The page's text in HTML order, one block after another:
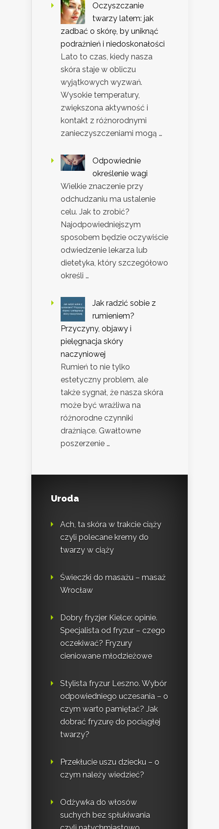
Oczyszczanie
twarzy latem: jak
zadbać o skórę, by uniknąć
podrażnień i niedoskonałości
Lato to czas, kiedy nasza
skóra staje w obliczu
wyjątkowych wyzwań.
Wysokie temperatury,
zwiększona aktywność i
kontakt z różnorodnymi
zanieczyszczeniami mogą …
Odpowiednie
określenie wagi
Wielkie znaczenie przy
odchudzaniu ma ustalenie
celu. Jak to zrobić?
Najodpowiedniejszym
sposobem będzie oczywiście
odwiedzenie lekarza lub
dietetyka, który szczegółowo
określi …
Jak radzić sobie z
rumieniem?
Przyczyny, objawy i
pielęgnacja skóry
naczyniowej
Rumień to nie tylko
estetyczny problem, ale
także sygnał, że nasza skóra
może być wrażliwa na
różnorodne czynniki
drażniące. Gwałtowne
poszerzenie …
Uroda
Ach, ta skóra w trakcie ciąży
czyli polecane kremy do
twarzy w ciąży
Świeczki do masażu – masaż
Wrocław
Dobry fryzjer Kielce: opinie.
Specjalista od fryzur – czego
oczekiwać? Fryzury
cieniowane młodzieżowe
Stylista fryzur Leszno. Wybór
odpowiedniego uczesania – o
czym warto pamiętać? Jak
dobrać fryzurę do pociągłej
twarzy?
Przekłucie uszu dziecku – o
czym należy wiedzieć?
Odżywka do włosów
suchych bez spłukiwania